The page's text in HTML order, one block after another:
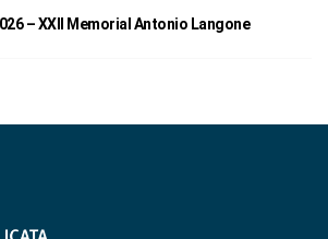
– XXII Memorial Antonio Langone